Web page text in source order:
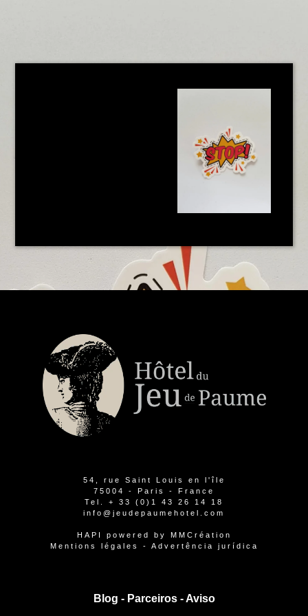
54, rue Saint Louis en l'île
75004 - Paris - France
Tel. + 33 (0)1 43 26 14 18
info@jeudepaumehotel.com
HAPI powered by
MMCréation
Mentions légales
- Advertência jurídica
Blog - Parceiros-Aviso